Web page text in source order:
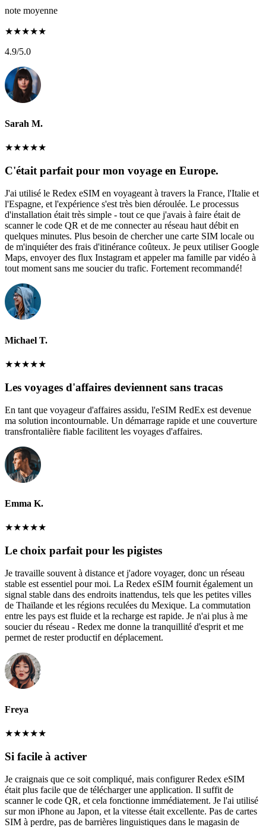
note moyenne
★★★★★
4.9/5.0
Sarah M.
★★★★★
C'était parfait pour mon voyage en Europe.
J'ai utilisé le Redex eSIM en voyageant à travers la France, l'Italie et
l'Espagne, et l'expérience s'est très bien déroulée. Le processus
d'installation était très simple - tout ce que j'avais à faire était de
scanner le code QR et de me connecter au réseau haut débit en
quelques minutes. Plus besoin de chercher une carte SIM locale ou
de m'inquiéter des frais d'itinérance coûteux. Je peux utiliser Google
Maps, envoyer des flux Instagram et appeler ma famille par vidéo à
tout moment sans me soucier du trafic. Fortement recommandé!
Michael T.
★★★★★
Les voyages d'affaires deviennent sans tracas
En tant que voyageur d'affaires assidu, l'eSIM RedEx est devenue
ma solution incontournable. Un démarrage rapide et une couverture
transfrontalière fiable facilitent les voyages d'affaires.
Emma K.
★★★★★
Le choix parfait pour les pigistes
Je travaille souvent à distance et j'adore voyager, donc un réseau
stable est essentiel pour moi. La Redex eSIM fournit également un
signal stable dans des endroits inattendus, tels que les petites villes
de Thaïlande et les régions reculées du Mexique. La commutation
entre les pays est fluide et la recharge est rapide. Je n'ai plus à me
soucier du réseau - Redex me donne la tranquillité d'esprit et me
permet de rester productif en déplacement.
Freya
★★★★★
Si facile à activer
Je craignais que ce soit compliqué, mais configurer Redex eSIM
était plus facile que de télécharger une application. Il suffit de
scanner le code QR, et cela fonctionne immédiatement. Je l'ai utilisé
sur mon iPhone au Japon, et la vitesse était excellente. Pas de cartes
SIM à perdre, pas de barrières linguistiques dans le magasin de